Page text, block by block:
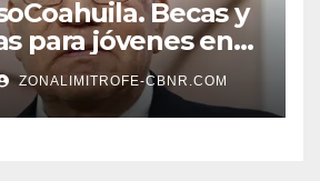
Becas y
para jóvenes en
plantea
ZONALIMITROFE-CBNR.COM